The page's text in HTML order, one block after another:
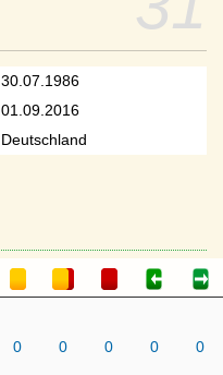
30.07.1986
01.09.2016
Deutschland
0 0 0 0 0